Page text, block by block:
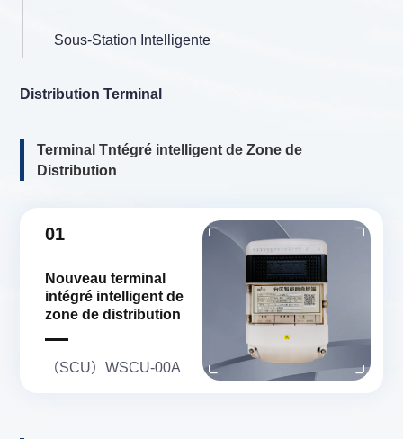
Sous-Station Intelligente
Distribution Terminal
Terminal Tntégré intelligent de Zone de
Distribution
01
Nouveau terminal
intégré intelligent de
zone de distribution
（SCU）WSCU-00A